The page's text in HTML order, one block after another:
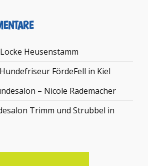
Heusenstamm
FördeFell in Kiel
– Nicole Rademacher
Trimm und Strubbel in